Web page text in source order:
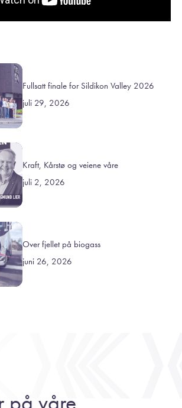
Fullsatt finale for Sildikon Valley 2026
juli 29, 2026
Kraft, Kårstø og veiene våre
juli 2, 2026
Over fjellet på biogass
juni 26, 2026